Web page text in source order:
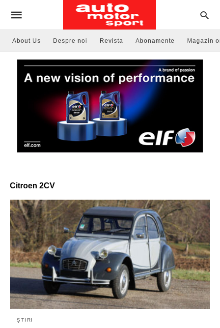
About Us Despre noi Revista Abonamente Magazin
Citroen 2CV
ȘTIRI